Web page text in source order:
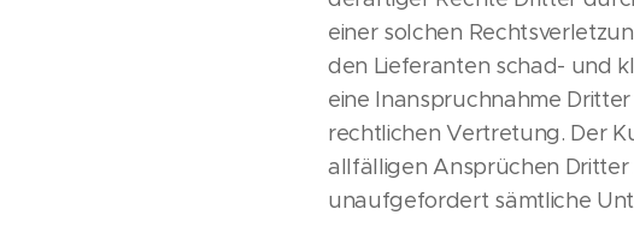
einer solchen
den Lieferanten schad- und
eine Inanspruchnahme
rechtlichen Vertretung. Der
allfälligen Ansprüchen
unaufgefordert sämtliche